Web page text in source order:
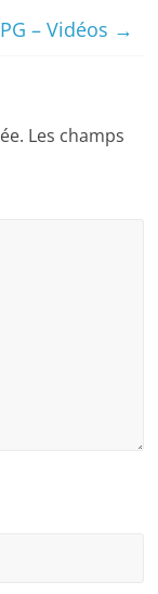
– Vidéos →
Les champs